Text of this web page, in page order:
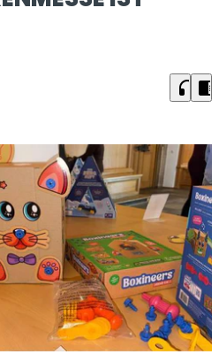
headphones chrome_reader_mode